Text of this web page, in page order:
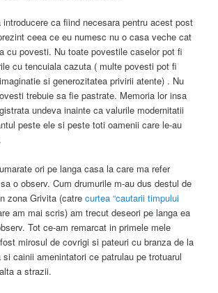
ca fiind necesara pentru acest post
ceea ce eu numesc nu o casa veche cat
cu povesti. Nu toate povestile caselor pot fi
cu tencuiala cazuta ( multe povesti pot fi
si generozitatea privirii atente) . Nu
trebuie sa fie pastrate. Memoria lor insa
undeva inainte ca valurile modernitatii
peste ele si peste toti oamenii care le-au
ori pe langa casa la care ma refer
o observ. Cum drumurile m-au dus destul de
zona Grivita (catrecurtea “cautarii timpului
am mai scris) am trecut deseori pe langa ea
Tot ce-am remarcat in primele mele
mirosul de covrigi si pateuri cu branza de la
cainii amenintatori ce patrulau pe trotuarul
a strazii.